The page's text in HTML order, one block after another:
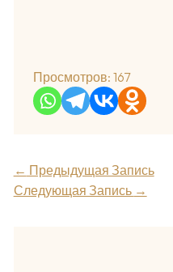
Просмотров: 167
← Предыдущая Запись
Следующая Запись →